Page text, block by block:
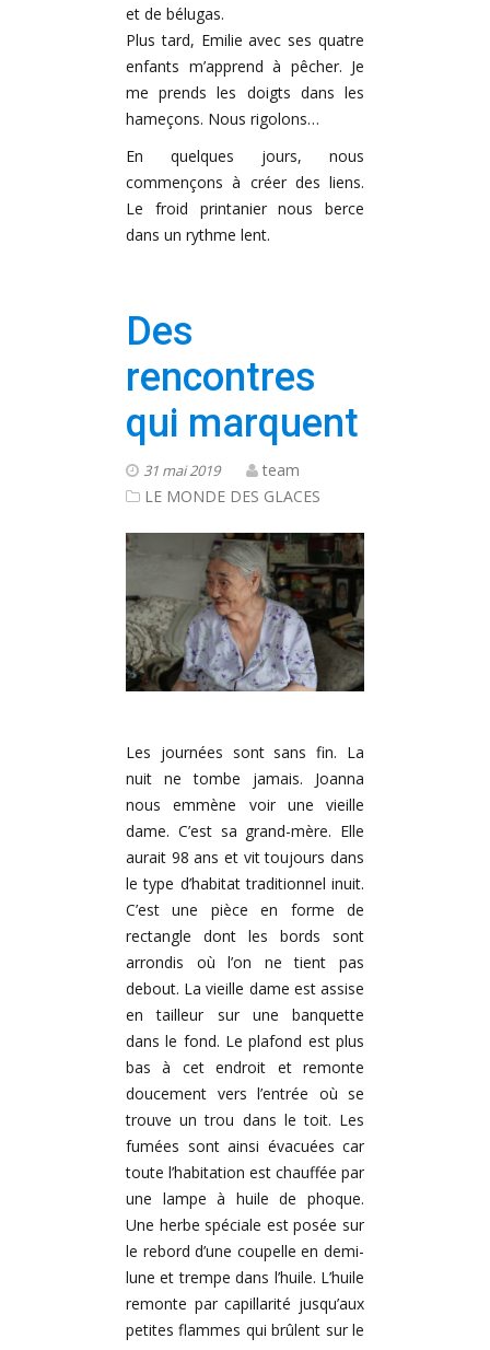
et de bélugas.
Plus tard, Emilie avec ses quatre
enfants m’apprend à pêcher. Je
me prends les doigts dans les
hameçons. Nous rigolons…
En quelques jours, nous
commençons à créer des liens.
Le froid printanier nous berce
dans un rythme lent.
Des
rencontres
qui marquent
31 mai 2019
team
LE MONDE DES GLACES
Les journées sont sans fin. La
nuit ne tombe jamais. Joanna
nous emmène voir une vieille
dame. C’est sa grand-mère. Elle
aurait 98 ans et vit toujours dans
le type d’habitat traditionnel inuit.
C’est une pièce en forme de
rectangle dont les bords sont
arrondis où l’on ne tient pas
debout. La vieille dame est assise
en tailleur sur une banquette
dans le fond. Le plafond est plus
bas à cet endroit et remonte
doucement vers l’entrée où se
trouve un trou dans le toit. Les
fumées sont ainsi évacuées car
toute l’habitation est chauffée par
une lampe à huile de phoque.
Une herbe spéciale est posée sur
le rebord d’une coupelle en demi-
lune et trempe dans l’huile. L’huile
remonte par capillarité jusqu’aux
petites flammes qui brûlent sur le